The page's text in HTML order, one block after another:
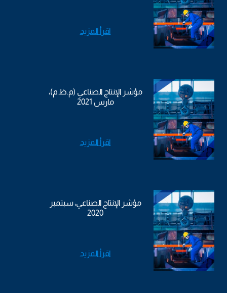
اقرأ المزيد
مؤشر الإنتاج الصناعي (م.ظ.م)،
مارس 2021
اقرأ المزيد
مؤشر الإنتاج الصناعي، سبتمبر
2020
اقرأ المزيد